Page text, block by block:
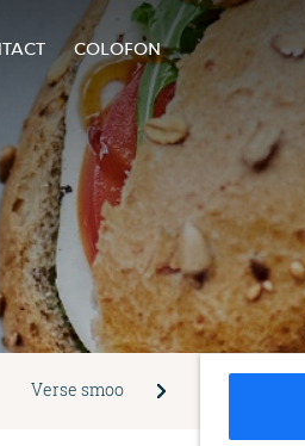
COLOFON
Verse smoothies/sappen/limonades